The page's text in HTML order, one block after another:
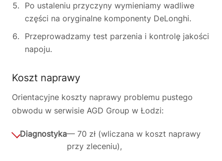
Po ustaleniu przyczyny wymieniamy wadliwe
części na oryginalne komponenty DeLonghi.
Przeprowadzamy test parzenia i kontrolę jakości
napoju.
Koszt naprawy
Orientacyjne koszty naprawy problemu pustego
obwodu w serwisie AGD Group w Łodzi:
Diagnostyka— 70 zł (wliczana w koszt naprawy
przy zleceniu),